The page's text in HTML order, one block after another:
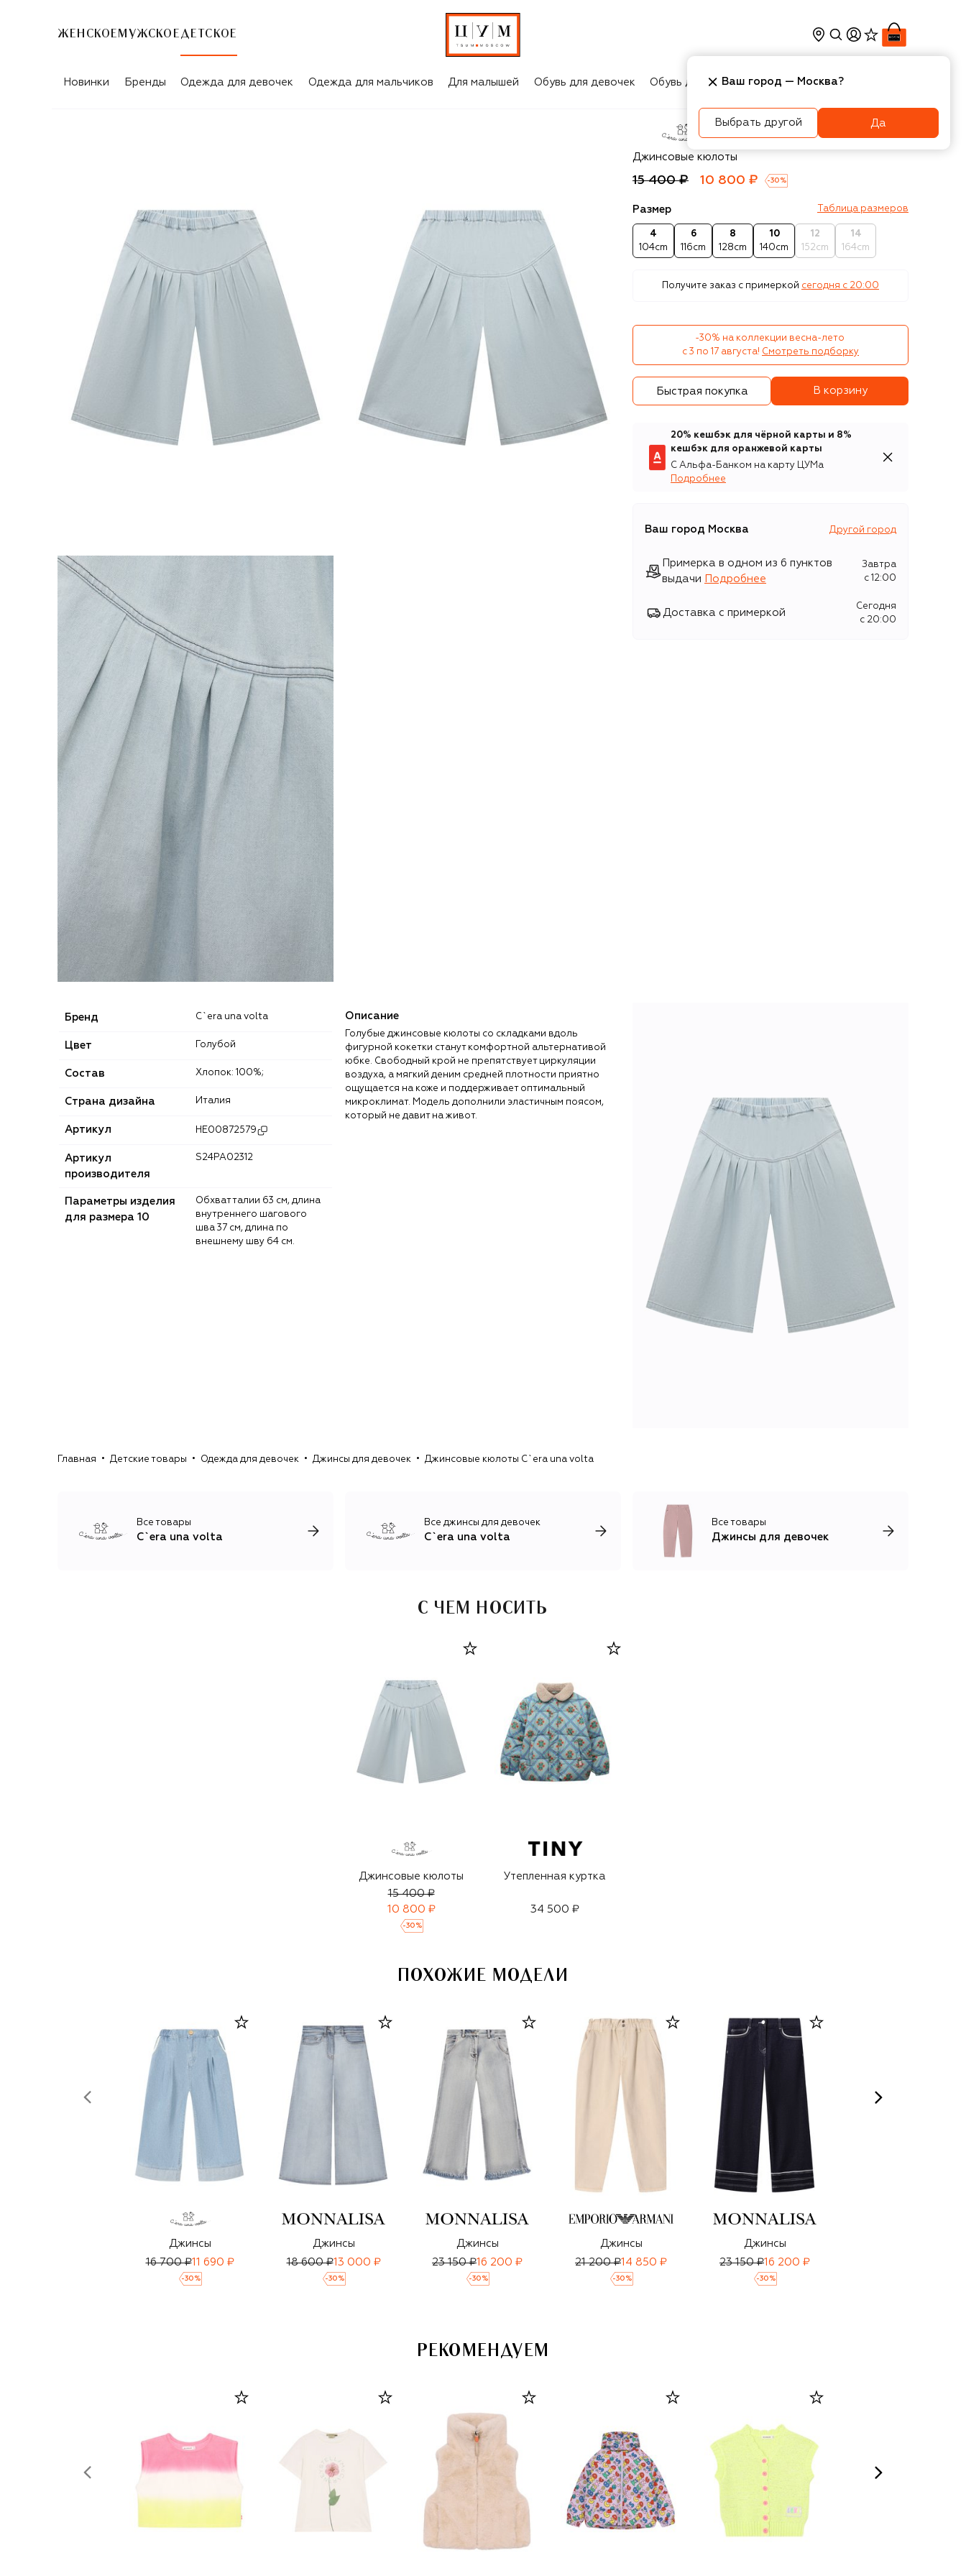
ЖЕНСКОЕ МУЖСКОЕ ДЕТСКОЕ
Новинки Бренды Одежда для девочек Одежда для мальчиков Для малышей Обувь для девочек Обувь для мальчиков Игрушки Аксесcуары
C`era una volta
Джинсовые кюлоты
15 400 ₽ 10 800 ₽ -30 %
Размер Таблица размеров
4
104cm
6
116cm
8
128cm
10
140cm
12
152cm
14
164cm
Получите заказ с примеркой сегодня c 20:00
-30% на коллекции весна-лето
с 3 по 17 августа! Смотреть подборку
Быстрая покупка В корзину
20% кешбэк для чёрной карты и 8%
кешбэк для оранжевой карты
С Альфа-Банком на карту ЦУМа
Подробнее
Ваш город Москва Другой город
Примерка в одном из 6 пунктов
выдачи
Подробнее
Завтра
c 12:00
Доставка с примеркой
Сегодня
c 20:00
Бренд C`era una volta
Цвет Голубой
Состав Хлопок: 100%;
Страна дизайна Италия
Артикул HE00872579
Артикул
производителя
S24PA02312
Параметры изделия
для размера 10
Обхват талии 63 см, длина
внутреннего шагового
шва 37 см, длина по
внешнему шву 64 см.
Описание
Голубые джинсовые кюлоты со складками вдоль
фигурной кокетки станут комфортной альтернативой
юбке. Свободный крой не препятствует циркуляции
воздуха, а мягкий деним средней плотности приятно
ощущается на коже и поддерживает оптимальный
микроклимат. Модель дополнили эластичным поясом,
который не давит на живот.
Главная Детские товары Одежда для девочек Джинсы для девочек Джинсовые кюлоты C`era una volta
Все товары
C`era una volta
Все джинсы для девочек
C`era una volta
Все товары
Джинсы для девочек
С ЧЕМ НОСИТЬ
Джинсовые кюлоты
15 400 ₽
10 800 ₽
-30 %
Утепленная куртка
34 500 ₽
ПОХОЖИЕ МОДЕЛИ
Джинсы
16 700 ₽11 690 ₽
-30 %
Джинсы
18 600 ₽13 000 ₽
-30 %
Джинсы
23 150 ₽16 200 ₽
-30 %
Джинсы
21 200 ₽14 850 ₽
-30 %
Джинсы
23 150 ₽16 200 ₽
-30 %
РЕКОМЕНДУЕМ
Ваш город — Москва?
Выбрать другой Да